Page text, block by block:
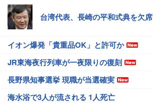
台湾代表、長崎の平和式典を欠席
イオン爆発「貴重品OK」と許可か
JR東海夜行列車が一夜限りの復刻
長野県知事選挙 現職が当選確実
海水浴で3人が流される 1人死亡